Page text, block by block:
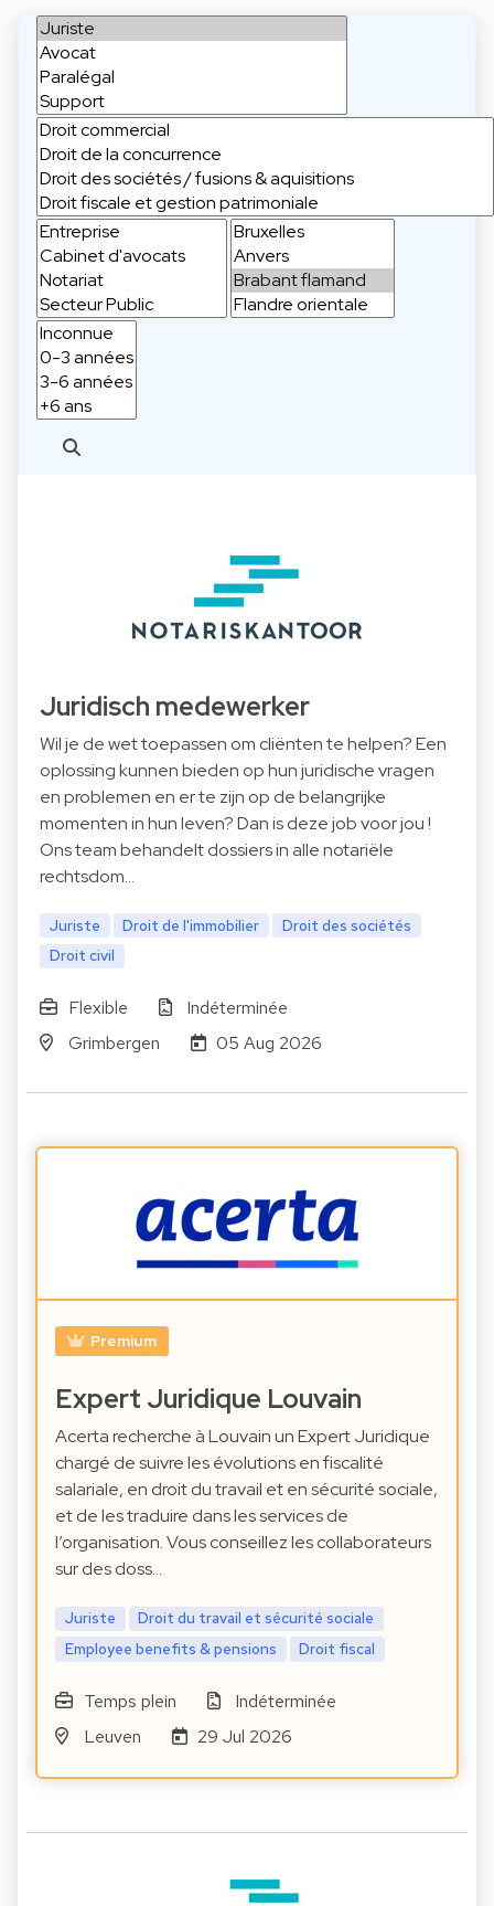
Juridisch medewerker
Wil je de wet toepassen om cliënten te helpen? Een
oplossing kunnen bieden op hun juridische vragen
en problemen en er te zijn op de belangrijke
momenten in hun leven? Dan is deze job voor jou !
Ons team behandelt dossiers in alle notariële
rechtsdom…
Juriste Droit de l'immobilier
Droit des sociétés
Droit civil
Flexible
Indéterminée
Grimbergen
05 Aug 2026
Premium
Expert Juridique Louvain
Acerta recherche à Louvain un Expert Juridique
chargé de suivre les évolutions en fiscalité
salariale, en droit du travail et en sécurité sociale,
et de les traduire dans les services de
l’organisation. Vous conseillez les collaborateurs
sur des doss…
Juriste
Droit du travail et sécurité sociale
Employee benefits & pensions
Droit fiscal
Temps plein
Indéterminée
Leuven
29 Jul 2026